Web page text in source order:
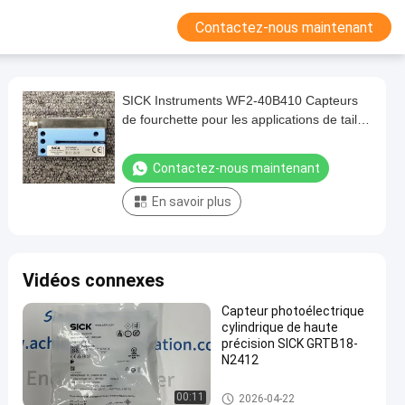
Contactez-nous maintenant
SICK Instruments WF2-40B410 Capteurs
de fourchette pour les applications de taille
Contactez-nous maintenant
En savoir plus
Vidéos connexes
00:11
Capteur photoélectrique
cylindrique de haute
précision SICK GRTB18-
N2412
Instruments SICK
2026-04-22